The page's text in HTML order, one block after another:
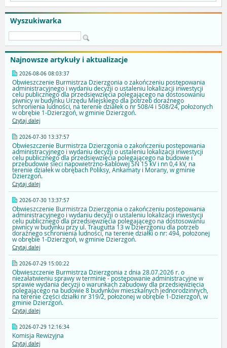
Wyszukiwarka
Najnowsze artykuły i aktualizacje
2026-08-06 08:03:37
Obwieszczenie Burmistrza Dzierzgonia o zakończeniu postępowania
administracyjnego i wydaniu decyzji o ustaleniu lokalizacji inwestycji
celu publicznego dla przedsięwzięcia polegającego na dostosowaniu
piwnicy w budynku Urzędu Miejskiego dla potrzeb doraźnego
schronienia ludności, na terenie działek o nr 508/4 i 508/24, położonych
w obrębie 1-Dzierzgoń, w gminie Dzierzgoń.
Czytaj dalej
2026-07-30 13:37:57
Obwieszczenie Burmistrza Dzierzgonia o zakończeniu postępowania
administracyjnego i wydaniu decyzji o ustaleniu lokalizacji inwestycji
celu publicznego dla przedsięwzięcia polegającego na budowie i
przebudowie sieci napowietrzno-kablowej SN 15 kV i nn 0,4 kV, na
terenie działek w obrębach Poliksy, Ankamaty i Morany, w gminie
Dzierzgoń.
Czytaj dalej
2026-07-30 13:37:57
Obwieszczenie Burmistrza Dzierzgonia o zakończeniu postępowania
administracyjnego i wydaniu decyzji o ustaleniu lokalizacji inwestycji
celu publicznego dla przedsięwzięcia polegającego na dostosowaniu
piwnicy w budynku przy ul. Traugutta 13 w Dzierzgoniu dla potrzeb
doraźnego schronienia ludności, na terenie działki o nr: 494, położonej
w obrębie 1-Dzierzgoń, w gminie Dzierzgoń.
Czytaj dalej
2026-07-29 15:00:22
Obwieszczenie Burmistrza Dzierzgonia z dnia 28.07.2026 r. o
niezałatwieniu sprawy w terminie - postępowanie administracyjne w
sprawie wydania decyzji o warunkach zabudowy dla przedsięwzięcia
polegającego na budowie 8 budynków mieszkalnych jednorodzinnych,
na terenie części działki nr 319/2, położonej w obrębie 1-Dzierzgoń, w
gminie Dzierzgoń.
Czytaj dalej
2026-07-29 12:16:34
Komisja Rewizyjna
Czytaj dalej